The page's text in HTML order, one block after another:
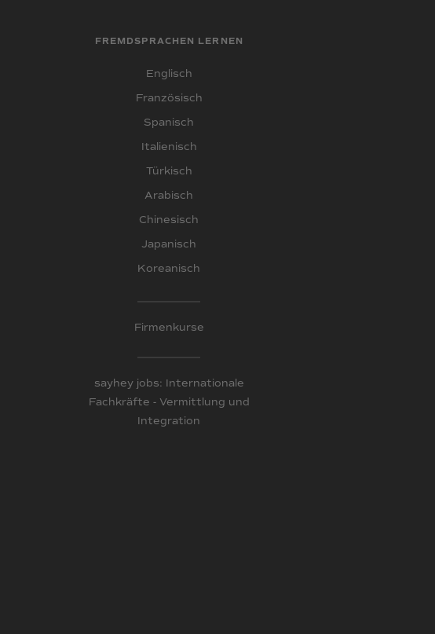
FREMDSPRACHEN LERNEN
Englisch
Französisch
Spanisch
Italienisch
Türkisch
Arabisch
Chinesisch
Japanisch
Koreanisch
Firmenkurse
sayhey jobs: Internationale
Fachkräfte - Vermittlung und
Integration